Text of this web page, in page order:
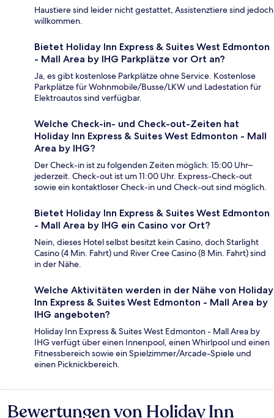
Haustiere sind leider nicht gestattet, Assistenztiere sind jedoch
willkommen.
Bietet Holiday Inn Express & Suites West Edmonton
- Mall Area by IHG Parkplätze vor Ort an?
Ja, es gibt kostenlose Parkplätze ohne Service. Kostenlose
Parkplätze für Wohnmobile/Busse/LKW und Ladestation für
Elektroautos sind verfügbar.
Welche Check-in- und Check-out-Zeiten hat
Holiday Inn Express & Suites West Edmonton - Mall
Area by IHG?
Der Check-in ist zu folgenden Zeiten möglich: 15:00 Uhr–
jederzeit. Check-out ist um 11:00 Uhr. Express-Check-out
sowie ein kontaktloser Check-in und Check-out sind möglich.
Bietet Holiday Inn Express & Suites West Edmonton
- Mall Area by IHG ein Casino vor Ort?
Nein, dieses Hotel selbst besitzt kein Casino, doch Starlight
Casino (4 Min. Fahrt) und River Cree Casino (8 Min. Fahrt) sind
in der Nähe.
Welche Aktivitäten werden in der Nähe von Holiday
Inn Express & Suites West Edmonton - Mall Area by
IHG angeboten?
Holiday Inn Express & Suites West Edmonton - Mall Area by
IHG verfügt über einen Innenpool, einen Whirlpool und einen
Fitnessbereich sowie ein Spielzimmer/Arcade-Spiele und
einen Picknickbereich.
Bewertungen
Bewertungen von Holiday Inn